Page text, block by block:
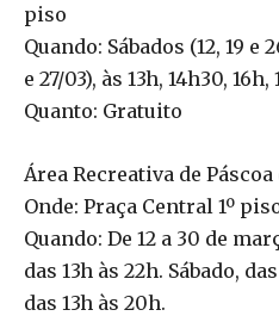
piso
Quando: Sábados (12, 19 e
e 27/03), às 13h, 14h30, 16h,
Quanto: Gratuito
Área Recreativa de
Onde: Praça Central 1º
Quando: De 12 a 30 de
das 13h às 22h. Sábado,
das 13h às 20h.